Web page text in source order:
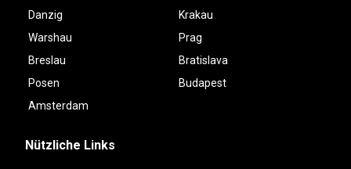
Danzig
Krakau
Warshau
Prag
Breslau
Bratislava
Posen
Budapest
Amsterdam
Nützliche Links